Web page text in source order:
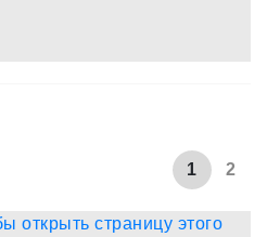
1 2